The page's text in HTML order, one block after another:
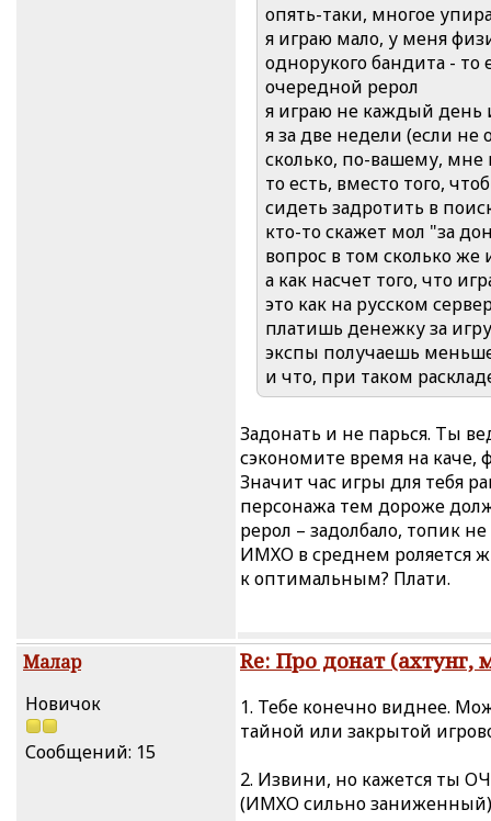
опять-таки, многое
я играю мало, у меня
однорукого бандита - то
очередной рерол
я играю не каждый день
я за две недели (если
сколько, по-вашему, мне
то есть, вместо того,
сидеть задротить в
кто-то скажет мол "за
вопрос в том сколько же
а как насчет того, что
это как на русском
платишь денежку за
экспы получаешь
и что, при таком
Задонать и не парься. Ты
сэкономите время на каче,
Значит час игры для тебя
персонажа тем дороже
рерол – задолбало, топик
ИМХО в среднем роляется
к оптимальным? Плати.
Малар
Новичок
Сообщений: 15
Re: Про донат (ахтунг,
1. Тебе конечно виднее.
тайной или закрытой
2. Извини, но кажется ты
(ИМХО сильно заниженный)